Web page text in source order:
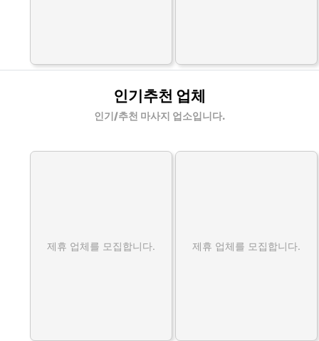
인기추천 업체
인기/추천 마사지 업소입니다.
제휴 업체를 모집합니다. 제휴 업체를 모집합니다.